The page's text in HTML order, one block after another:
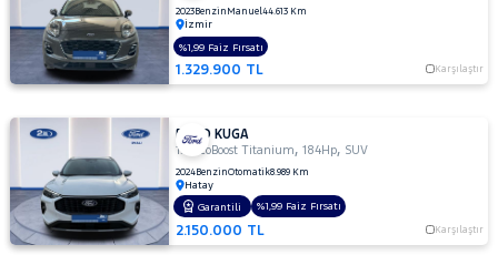
2023Benzin Manuel44.613 Km
İzmir
1.329.900 TL Karşılaştır
%1,99 Faiz Fırsatı
FORD KUGA
1.5 EcoBoost Titanium,184Hp, SUV
2024BenzinOtomatik8.989 Km
Hatay
2.150.000 TL Karşılaştır
Garantili %1,99 Faiz Fırsatı